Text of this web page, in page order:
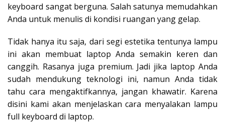
keyboard sangat berguna. Salah satunya memudahkan
Anda untuk menulis di kondisi ruangan yang gelap.
Tidak hanya itu saja, dari segi estetika tentunya lampu
ini akan membuat laptop Anda semakin keren dan
canggih. Rasanya juga premium. Jadi jika laptop Anda
sudah mendukung teknologi ini, namun Anda tidak
tahu cara mengaktifkannya, jangan khawatir. Karena
disini kami akan menjelaskan cara menyalakan lampu
full keyboard di laptop.